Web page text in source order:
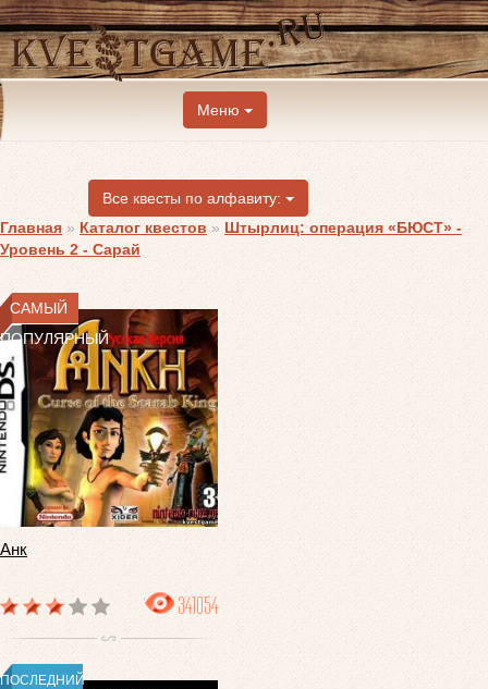
Меню
Все квесты по алфавиту:
Главная » Каталог квестов » Штырлиц: операция «БЮСТ» -
Уровень 2 - Сарай
САМЫЙ
ПОПУЛЯРНЫЙ
Анк
341054
ПОСЛЕДНИЙ